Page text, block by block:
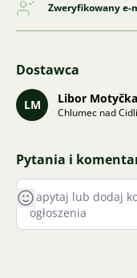
Zweryfikowany e-
Dostawca
LM Libor Motyčka
Chlumec nad
Pytania i